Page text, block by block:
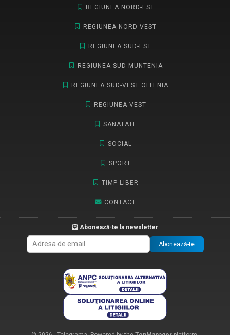
REGIUNEA NORD-EST
REGIUNEA NORD-VEST
REGIUNEA SUD-EST
REGIUNEA SUD-MUNTENIA
REGIUNEA SUD-VEST OLTENIA
REGIUNEA VEST
SANATATE
SOCIAL
SPORT
TIMP LIBER
CONTACT
Abonează-te la newsletter
Abonează-te